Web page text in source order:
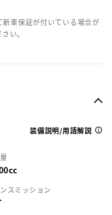
車保証が付いている場合が
い。
装備説明/用語解説
スミッション